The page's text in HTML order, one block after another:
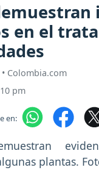
en el
Colombia.com
pm
en: